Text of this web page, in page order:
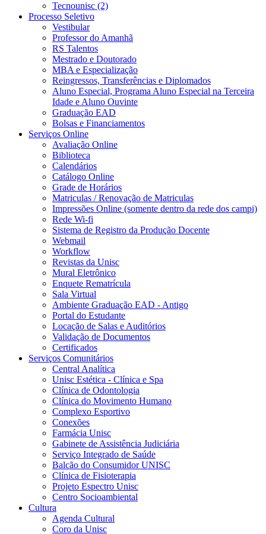
Tecnounisc (2)
Processo Seletivo
Vestibular
Professor do Amanhã
RS Talentos
Mestrado e Doutorado
MBA e Especialização
Reingressos, Transferências e Diplomados
Aluno Especial, Programa Aluno Especial na Terceira
Idade e Aluno Ouvinte
Graduação EAD
Bolsas e Financiamentos
Serviços Online
Avaliação Online
Biblioteca
Calendários
Catálogo Online
Grade de Horários
Matriculas / Renovação de Matriculas
Impressões Online (somente dentro da rede dos campi)
Rede Wi-fi
Sistema de Registro da Produção Docente
Webmail
Workflow
Revistas da Unisc
Mural Eletrônico
Enquete Rematrícula
Sala Virtual
Ambiente Graduação EAD - Antigo
Portal do Estudante
Locação de Salas e Auditórios
Validação de Documentos
Certificados
Serviços Comunitários
Central Analítica
Unisc Estética - Clínica e Spa
Clínica de Odontologia
Clínica do Movimento Humano
Complexo Esportivo
Conexões
Farmácia Unisc
Gabinete de Assistência Judiciária
Serviço Integrado de Saúde
Balcão do Consumidor UNISC
Clínica de Fisioterapia
Projeto Espectro Unisc
Centro Socioambiental
Cultura
Agenda Cultural
Coro da Unisc